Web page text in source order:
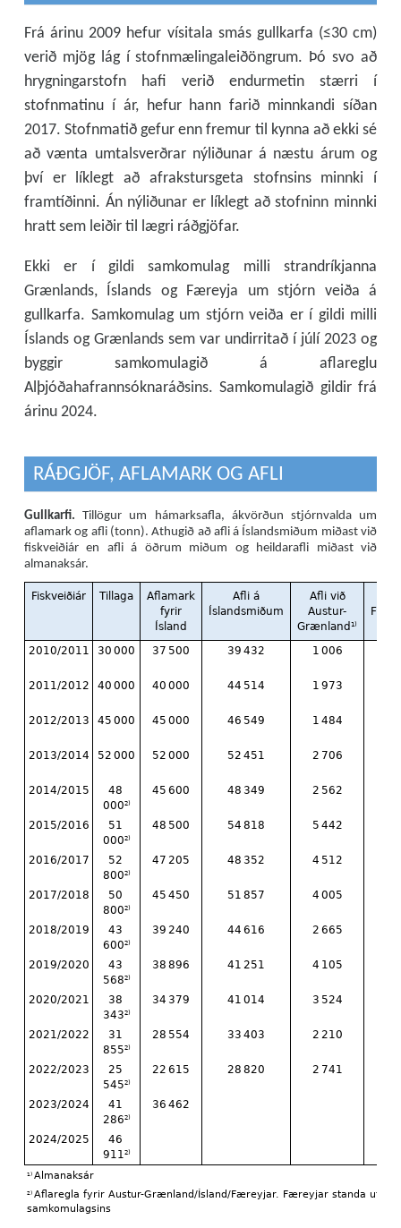
Frá árinu 2009 hefur vísitala smás gullkarfa (≤30 cm)
verið mjög lág í stofnmælingaleiðöngrum. Þó svo að
hrygningarstofn hafi verið endurmetin stærri í
stofnmatinu í ár, hefur hann farið minnkandi síðan
2017. Stofnmatið gefur enn fremur til kynna að ekki sé
að vænta umtalsverðrar nýliðunar á næstu árum og
því er líklegt að afrakstursgeta stofnsins minnki í
framtíðinni. Án nýliðunar er líklegt að stofninn minnki
hratt sem leiðir til lægri ráðgjöfar.
Ekki er í gildi samkomulag milli strandríkjanna
Grænlands, Íslands og Færeyja um stjórn veiða á
gullkarfa. Samkomulag um stjórn veiða er í gildi milli
Íslands og Grænlands sem var undirritað í júlí 2023 og
byggir samkomulagið á aflareglu
Alþjóðahafrannsóknaráðsins. Samkomulagið gildir frá
árinu 2024.
RÁÐGJÖF, AFLAMARK OG AFLI
Gullkarfi. Tillögur um hámarksafla, ákvörðun stjórnvalda um
aflamark og afli (tonn). Athugið að afli á Íslandsmiðum miðast við
fiskveiðiár en afli á öðrum miðum og heildarafli miðast við
almanaksár.